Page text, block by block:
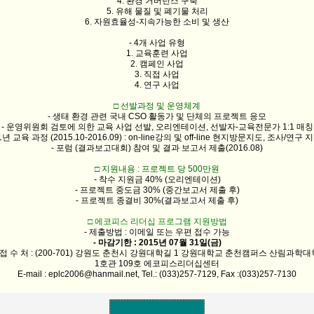
5. 유해 물질 및 폐기물 처리
6. 자원효율성-지속가능한 소비 및 생산
- 4개 사업 유형
1. 교육훈련 사업
2. 캠페인 사업
3. 직접 사업
4. 연구 사업
□ 선발과정 및 운영체계
- 생태 환경 관련 국내 CSO 활동가 및 단체의 프로젝트 응모
- 운영위원회 검토에 의한 교육 사업 선발, 오리엔테이션, 선발자-교육전문가 1:1 매칭
년 교육 과정 (2015.10-2016.09) : on-line강의 및 off-line 현지방문지도, 조사/연구
- 포럼 (결과보고대회) 참여 및 결과 보고서 제출(2016.08)
□ 지원내용 : 프로젝트 당 500만원
- 착수 지원금 40% (오리엔테이션)
- 프로젝트 중도금 30% (중간보고서 제출 후)
- 프로젝트 종결비 30%(결과보고서 제출 후)
□ 에코피스 리더십 프로그램 지원방법
- 제출방법 : 이메일 또는 우편 접수 가능
- 마감기한 : 2015년 07월 31일(금)
수 처 : (200-701) 강원도 춘천시 강원대학길 1 강원대학교 춘천캠퍼스 산림과학대
1호관 109호 에코피스리더십센터
E-mail : eplc2006@hanmail.net, Tel.: (033)257-7129, Fax :(033)257-7130